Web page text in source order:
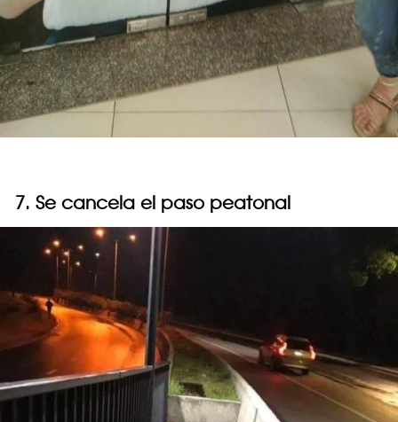
7. Se cancela el paso peatonal